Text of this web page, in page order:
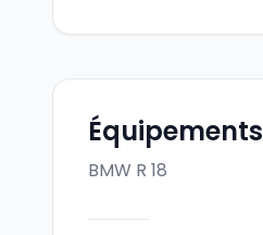
Équipements
BMW R 18